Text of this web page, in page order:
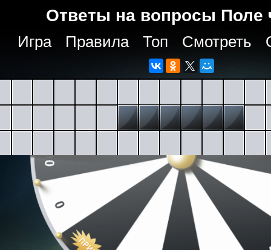
Ответы на вопросы Поле
Игра Правила Топ Смотреть